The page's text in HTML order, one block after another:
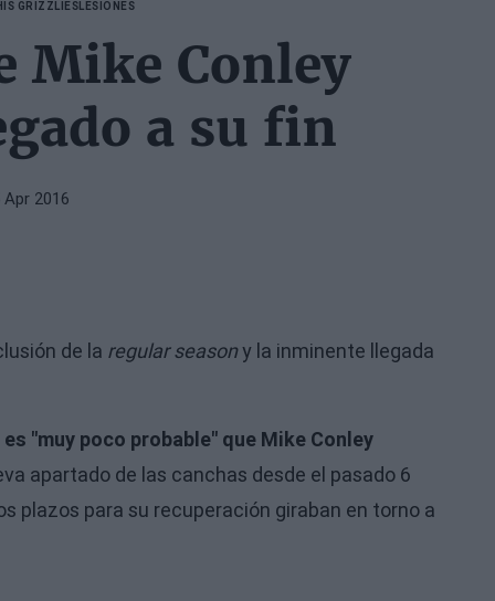
GRIZZLIESLESIONES
Mike Conley
a su fin
Apr 2016
de la regular seasony la inminente llegada
es "muy poco probable" que Mike Conley
apartado de las canchas desde el pasado 6
plazos para su recuperación giraban en torno a